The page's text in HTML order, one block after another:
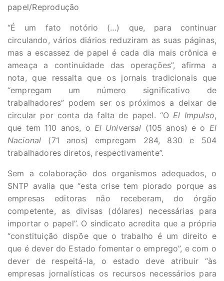
papel/Reprodução
“É um fato notório (…) que, para continuar
circulando, vários diários reduziram as suas páginas,
mas a escassez de papel é cada dia mais crônica e
ameaça a continuidade das operações”, afirma a
nota, que ressalta que os jornais tradicionais que
“empregam um número significativo de
trabalhadores” podem ser os próximos a deixar de
circular por conta da falta de papel. “OEl Impulso,
que tem 110 anos, o El Universal (105 anos) e o El
Nacional (71 anos) empregam 284, 830 e 504
trabalhadores diretos, respectivamente”.
Sem a colaboração dos organismos adequados, o
SNTP avalia que “esta crise tem piorado porque as
empresas editoras não receberam, do órgão
competente, as divisas (dólares) necessárias para
importar o papel”. O sindicato acredita que a própria
“constituição dispõe que o trabalho é um direito e
que é dever do Estado fomentar o emprego”, e com o
dever de respeitá-la, o estado deve atribuir “às
empresas jornalísticas os recursos necessários para